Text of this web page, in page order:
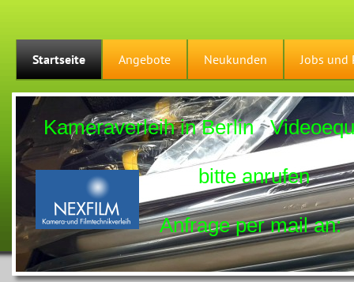
Startseite Angebote Neukunden Jobs und
Kameraverleih in Berlin
bitte anrufen Tel:
Anfrage per mail an: